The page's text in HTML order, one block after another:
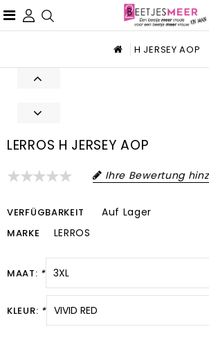
H JERSEY AOP
LERROS H JERSEY AOP
Ihre Bewertung
VERFÜGBARKEIT Auf Lager
MARKE LERROS
MAAT: *
KLEUR: *